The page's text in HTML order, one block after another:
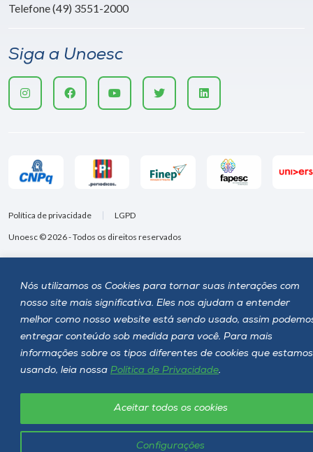
Nós utilizamos os Cookies para tornar suas interações com
nosso site mais significativa. Eles nos ajudam a entender
melhor como nosso website está sendo usado, assim
entregar conteúdo sob medida para você. Para mais
informações sobre os tipos diferentes de cookies que estamos
usando, leia nossa Política de Privacidade.
Configurações
Aceitar todos os cookies
Telefone (49) 3551-2000
Siga a Unoesc
Unoesc © 2026 - Todos os direitos reservados
Política de privacidade LGPD